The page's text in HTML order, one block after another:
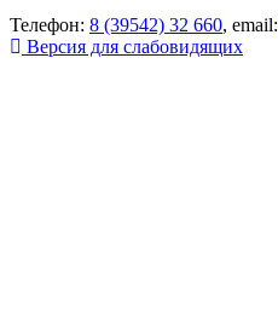
Телефон: 8 (39542) 32 660, email:
Версия для слабовидящих